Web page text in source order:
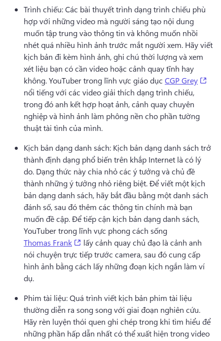
Trình chiếu: Các bài thuyết trình dạng trình chiếu phù
hợp với những video mà người sáng tạo nội dung
muốn tập trung vào thông tin và không muốn nhồi
nhét quá nhiều hình ảnh trước mắt người xem. Hãy viết
kịch bản đi kèm hình ảnh, ghi chú thời lượng và xem
xét liệu bạn có cần video hoặc cảnh quay tĩnh hay
không. YouTuber trong lĩnh vực giáo dục CGP Grey
nổi tiếng với các video giải thích dạng trình chiếu,
trong đó anh kết hợp hoạt ảnh, cảnh quay chuyên
nghiệp và hình ảnh làm phông nền cho phần tường
thuật tài tình của mình.
Kịch bản dạng danh sách: Kịch bản dạng danh sách trở
thành định dạng phổ biến trên khắp Internet là có lý
do. Dạng thức này chia nhỏ các ý tưởng và chủ đề
thành những ý tưởng nhỏ riêng biệt. Để viết một kịch
bản dạng danh sách, hãy bắt đầu bằng một danh sách
đánh số, sau đó thêm các thông tin chính mà bạn
muốn đề cập. Để tiếp cận kịch bản dạng danh sách,
YouTuber trong lĩnh vực phong cách sống
Thomas Frank
(opens in a new tab)
lấy cảnh quay chủ đạo là cảnh anh
nói chuyện trực tiếp trước camera, sau đó cung cấp
hình ảnh bằng cách lấy những đoạn kịch ngắn làm ví
dụ.
Phim tài liệu: Quá trình viết kịch bản phim tài liệu
Hãy rèn luyện thói quen ghi chép trong khi tìm hiểu để
những phần hấp dẫn nhất có thể xuất hiện trong video